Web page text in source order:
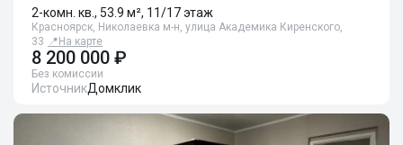
2-комн. кв., 53.9 м², 11/17 этаж
Красноярск, Николаевка м-н, улица Академика Киренского,
33 📍 На карте
8 200 000 ₽
Без комиссии
ИсточникДомклик